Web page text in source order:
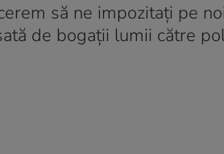
să ne impozitați pe
de bogații lumii către